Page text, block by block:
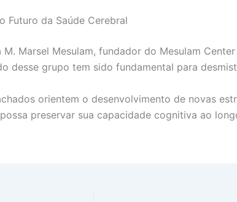
Futuro da Saúde Cerebral
Marsel Mesulam, fundador do Mesulam
desse grupo tem sido fundamental para
orientem o desenvolvimento de novas
preservar sua capacidade cognitiva ao